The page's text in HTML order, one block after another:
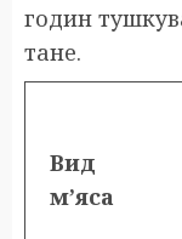
годин
тане.
Вид
м’яса